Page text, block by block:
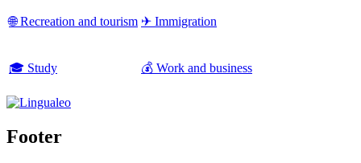
🌐 Recreation and tourism ✈ Immigration
🎓 Study 💰 Work and business
Footer